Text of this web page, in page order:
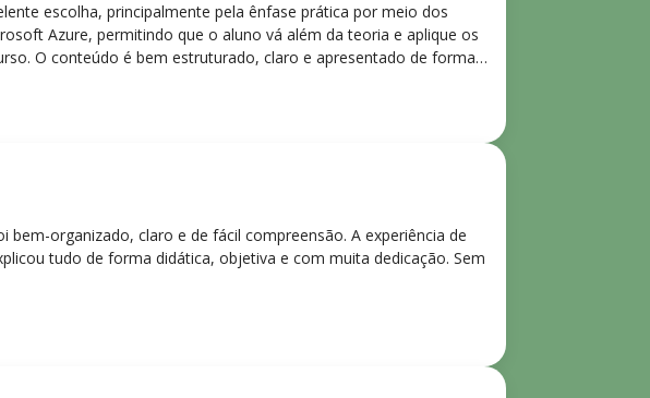
escolha, principalmente pela ênfase prática por meio dos
Azure, permitindo que o aluno vá além da teoria e aplique os
O conteúdo é bem estruturado, claro e apresentado de forma
avançada.”
organizado, claro e de fácil compreensão. A experiência de
tudo de forma didática, objetiva e com muita dedicação. Sem